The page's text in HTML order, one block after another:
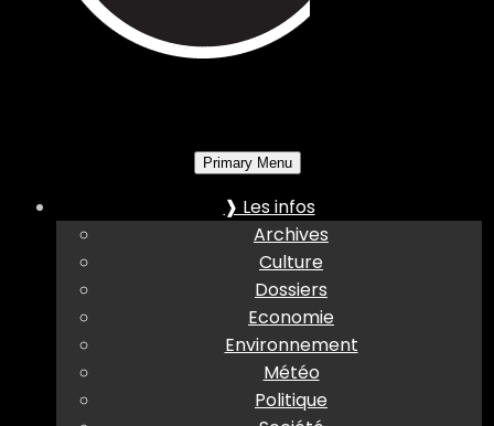
Primary Menu
❱ Les infos
Archives
Culture
Dossiers
Economie
Environnement
Météo
Politique